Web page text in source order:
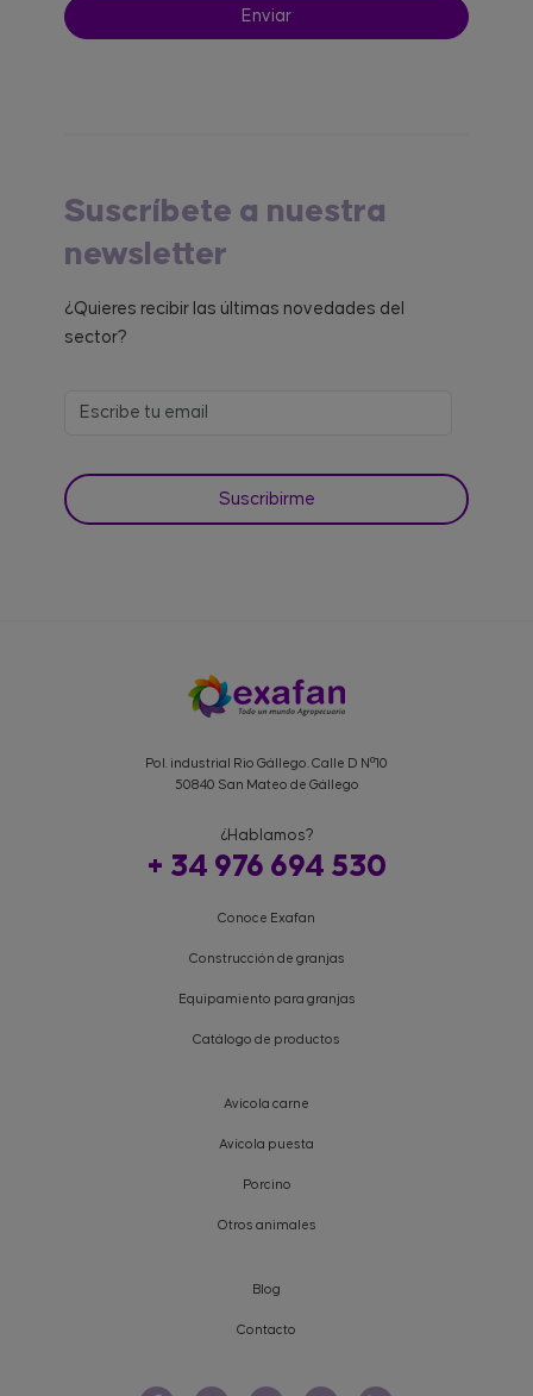
Suscríbete a nuestra
newsletter
¿Quieres recibir las últimas novedades del
sector?
Pol. industrial Rio Gállego. Calle D Nº10
50840 San Mateo de Gállego
¿Hablamos?
+ 34 976 694 530
Conoce Exafan
Construcción de granjas
Equipamiento para granjas
Catálogo de productos
Avícola carne
Avícola puesta
Porcino
Otros animales
Blog
Contacto